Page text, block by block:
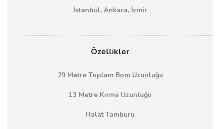
İstanbul, Ankara, İzmir
Özellikler
29 Metre Toplam Bom Uzunluğu
13 Metre Kırma Uzunluğu
Halat Tamburu